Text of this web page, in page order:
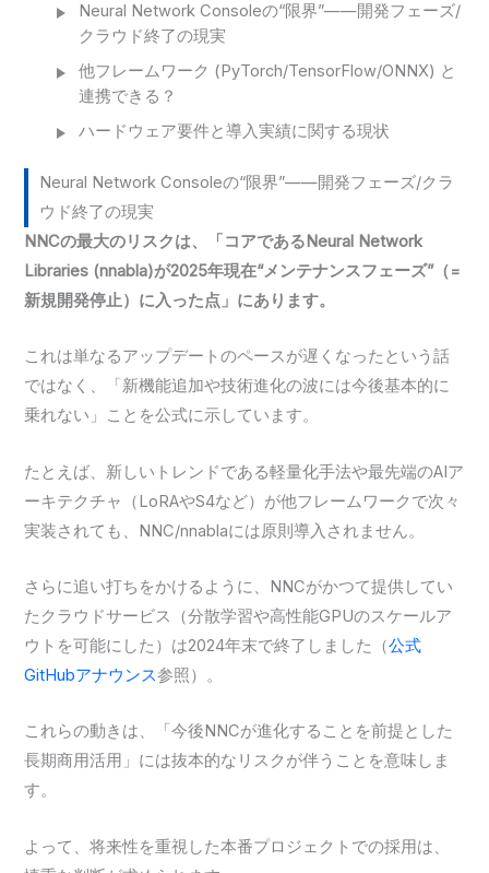
Neural Network Consoleの“限界”——開発フェーズ/
クラウド終了の現実
他フレームワーク (PyTorch/TensorFlow/ONNX) と
連携できる？
ハードウェア要件と導入実績に関する現状
Neural Network Consoleの“限界”——開発フェーズ/クラ
ウド終了の現実
NNCの最大のリスクは、「コアであるNeural Network
Libraries (nnabla)が2025年現在“メンテナンスフェーズ”（=
新規開発停止）に入った点」にあります。
これは単なるアップデートのペースが遅くなったという話
ではなく、「新機能追加や技術進化の波には今後基本的に
乗れない」ことを公式に示しています。
たとえば、新しいトレンドである軽量化手法や最先端のAIア
ーキテクチャ（LoRAやS4など）が他フレームワークで次々
実装されても、NNC/nnablaには原則導入されません。
さらに追い打ちをかけるように、NNCがかつて提供してい
たクラウドサービス（分散学習や高性能GPUのスケールア
ウトを可能にした）は2024年末で終了しました（公式
GitHubアナウンス参照）。
これらの動きは、「今後NNCが進化することを前提とした
長期商用活用」には抜本的なリスクが伴うことを意味しま
す。
よって、将来性を重視した本番プロジェクトでの採用は、